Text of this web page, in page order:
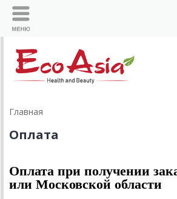
Главная
Оплата
Оплата при получении
или Московской области